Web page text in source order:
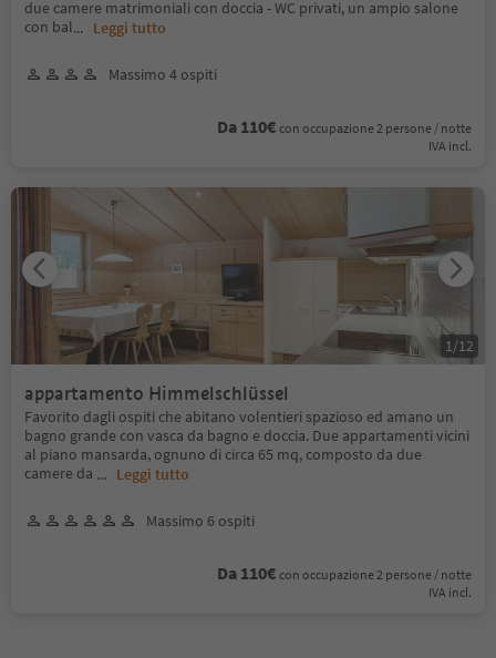
due camere matrimoniali con doccia - WC privati, un ampio salone
con bal... Leggi tutto
Massimo 4 ospiti
Da 110€ con occupazione 2 persone / notte
IVA incl.
appartamento Himmelschlüssel
Favorito dagli ospiti che abitano volentieri spazioso ed amano un
bagno grande con vasca da bagno e doccia. Due appartamenti vicini
al piano mansarda, ognuno di circa 65 mq, composto da due
camere da ... Leggi tutto
Massimo 6 ospiti
Da 110€ con occupazione 2 persone / notte
IVA incl.
1 /12